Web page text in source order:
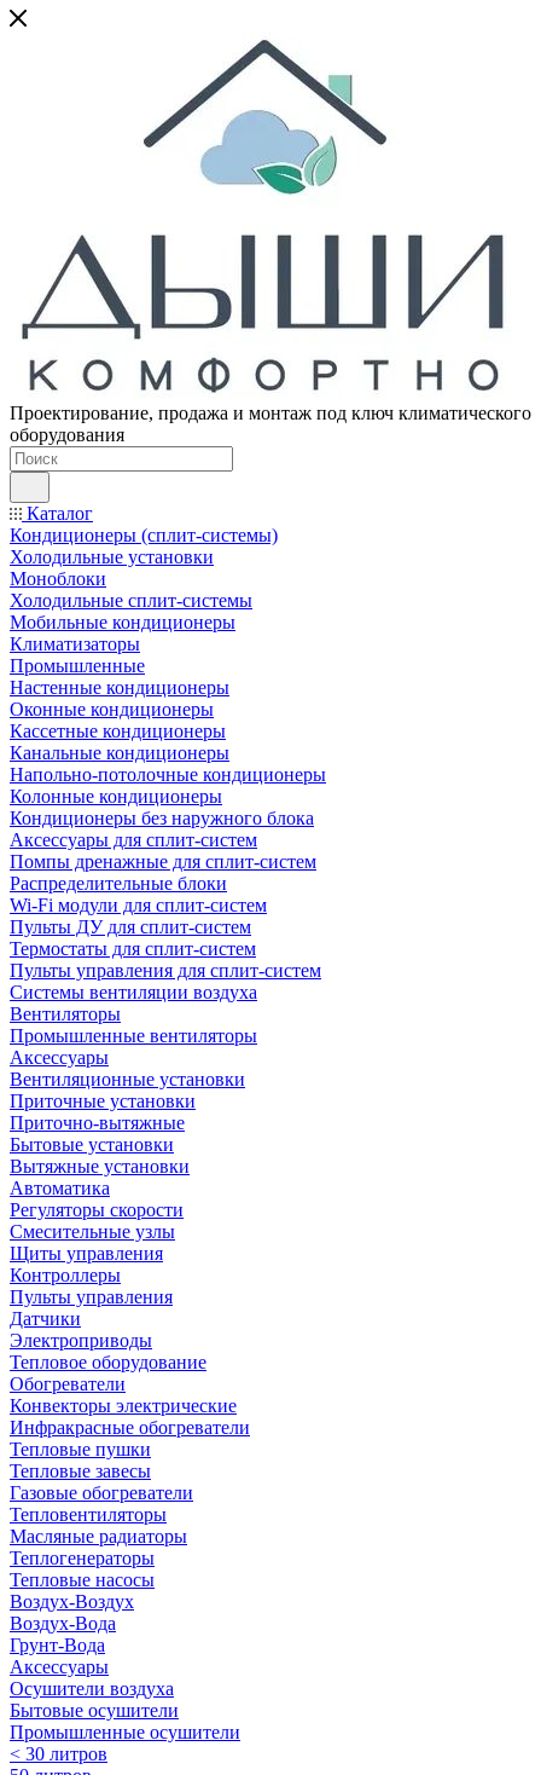
Проектирование, продажа и монтаж под ключ климатического
оборудования
Каталог
Кондиционеры (сплит-системы)
Холодильные установки
Моноблоки
Холодильные сплит-системы
Мобильные кондиционеры
Климатизаторы
Промышленные
Настенные кондиционеры
Оконные кондиционеры
Кассетные кондиционеры
Канальные кондиционеры
Напольно-потолочные кондиционеры
Колонные кондиционеры
Кондиционеры без наружного блока
Аксессуары для сплит-систем
Помпы дренажные для сплит-систем
Распределительные блоки
Wi-Fi модули для сплит-систем
Пульты ДУ для сплит-систем
Термостаты для сплит-систем
Пульты управления для сплит-систем
Системы вентиляции воздуха
Вентиляторы
Промышленные вентиляторы
Аксессуары
Вентиляционные установки
Приточные установки
Приточно-вытяжные
Бытовые установки
Вытяжные установки
Автоматика
Регуляторы скорости
Смесительные узлы
Щиты управления
Контроллеры
Пульты управления
Датчики
Электроприводы
Тепловое оборудование
Обогреватели
Конвекторы электрические
Инфракрасные обогреватели
Тепловые пушки
Тепловые завесы
Газовые обогреватели
Тепловентиляторы
Масляные радиаторы
Теплогенераторы
Тепловые насосы
Воздух-Воздух
Воздух-Вода
Грунт-Вода
Аксессуары
Осушители воздуха
Бытовые осушители
Промышленные осушители
< 30 литров